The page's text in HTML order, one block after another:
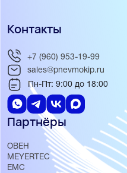
Партнёры
ОВЕН
MEYERTEC
EMC
Контакты
+7 (960) 953-19-99
sales@pnevmokip.ru
Пн-Пт: 9:00 до 18:00